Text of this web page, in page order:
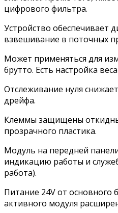
цифрового фильтра.
Устройство обеспечивает
взвешивание в поточных
Может применяться для
брутто. Есть настройка
Отслеживание нуля
дрейфа.
Клеммы защищены
прозрачного пластика.
Модуль на передней
индикацию работы и
работа).
Питание 24V от основного
активного модуля